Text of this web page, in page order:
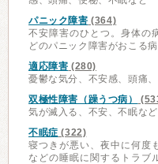
パニック障害 (364)
不安障害のひとつ。身体の
どのパニック障害がおこる病
適応障害 (280)
憂鬱な気分、不安感、頭痛
双極性障害（躁うつ病）
気が滅入る、不安、不眠など
不眠症 (322)
寝つきが悪い、夜中に何度
などの睡眠に関するトラブ